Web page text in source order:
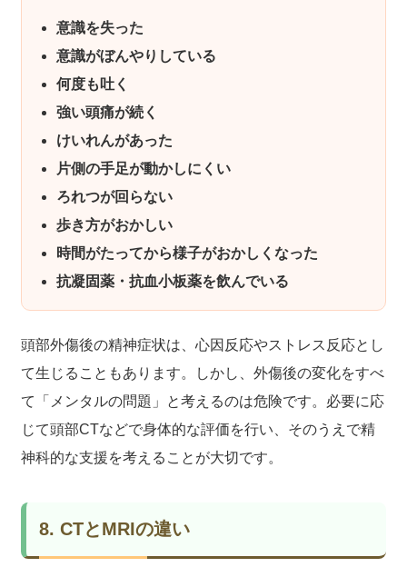
意識を失った
意識がぼんやりしている
何度も吐く
強い頭痛が続く
けいれんがあった
片側の手足が動かしにくい
ろれつが回らない
歩き方がおかしい
時間がたってから様子がおかしくなった
抗凝固薬・抗血小板薬を飲んでいる
頭部外傷後の精神症状は、心因反応やストレス反応とし
て生じることもあります。しかし、外傷後の変化をすべ
て「メンタルの問題」と考えるのは危険です。必要に応
じて頭部CTなどで身体的な評価を行い、そのうえで精
神科的な支援を考えることが大切です。
8. CTとMRIの違い